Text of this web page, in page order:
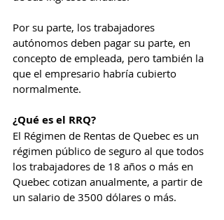
Por su parte, los trabajadores
autónomos deben pagar su parte, en
concepto de empleada, pero también la
que el empresario habría cubierto
normalmente.
¿Qué es el RRQ?
El Régimen de Rentas de Quebec es un
régimen público de seguro al que todos
los trabajadores de 18 años o más en
Quebec cotizan anualmente, a partir de
un salario de 3500 dólares o más.